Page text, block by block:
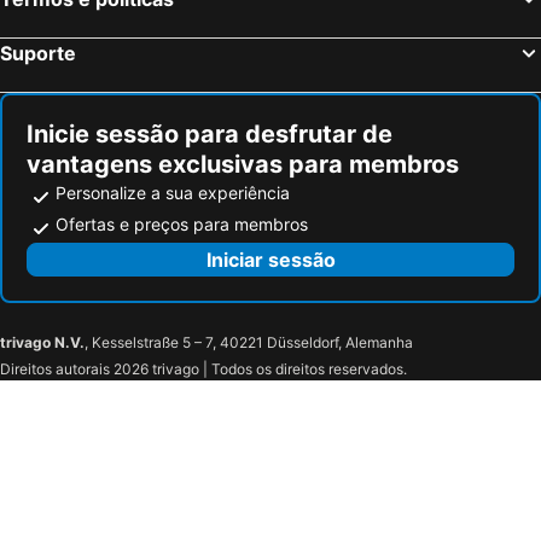
Venere B&B
Etna Sea House
B&B Policlinico Gaspare Rodolico
Symposium Bed&Breakfast
Palazzo Bicocca Rooms
Savoca, bed and breakfasts
Gravina di Catania, bed and breakfasts
Randazzo, bed and breakfasts
Suporte
Inicie sessão para desfrutar de
vantagens exclusivas para membros
Personalize a sua experiência
Ofertas e preços para membros
Iniciar sessão
trivago N.V., Kesselstraße 5 – 7, 40221 Düsseldorf, Alemanha
Direitos autorais 2026 trivago | Todos os direitos reservados.